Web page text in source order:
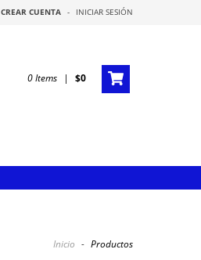
CREAR CUENTA - INICIAR SESIÓN
0Items | $0
Inicio - Productos